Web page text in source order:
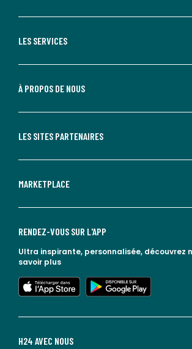
LES SERVICES
À PROPOS DE NOUS
LES SITES PARTENAIRES
MARKETPLACE
H24 AVEC NOUS
RENDEZ-VOUS SUR L'APP
Ultra inspirante, personnalisée, découvrez
savoir plus
lien vers l'app store
lien vers google play